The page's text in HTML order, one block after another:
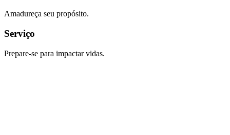
Amadureça seu propósito.
Serviço
Prepare-se para impactar vidas.